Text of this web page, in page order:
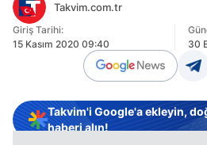
Takvim.com.tr
Giriş Tarihi:
15 Kasım 2020 09:40
30
Takvim'i Google'a ekleyin,
haberi alın!